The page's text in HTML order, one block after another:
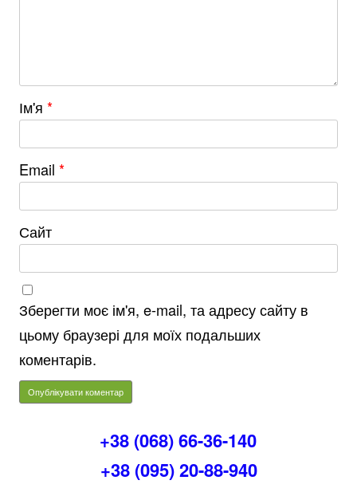
Ім'я *
Email *
Сайт
Зберегти моє ім'я, e-mail, та адресу сайту в
цьому браузері для моїх подальших
коментарів.
+38 (068) 66-36-140
+38 (095) 20-88-940